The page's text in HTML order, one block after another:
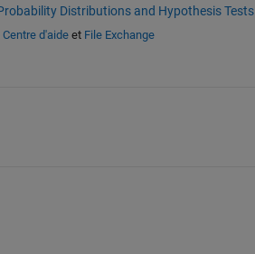
Distributions and Hypothesis Tests
Centre d'aideet File Exchange